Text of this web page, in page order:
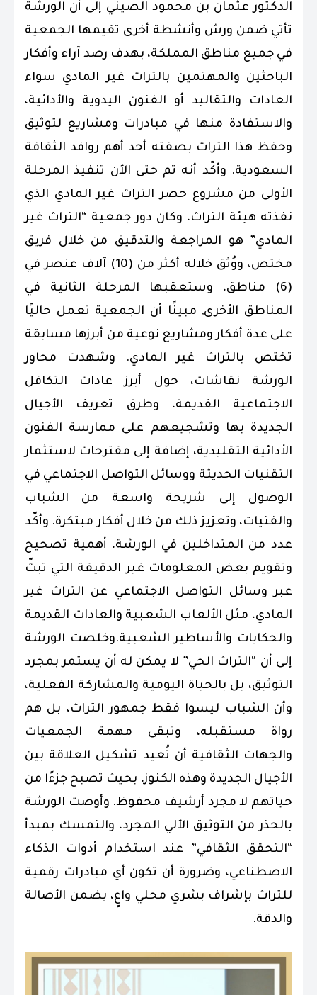
الدكتور عثمان بن محمود الصيني إلى أن الورشة
تأتي ضمن ورش وأنشطة أخرى تقيمها الجمعية
في جميع مناطق المملكة، بهدف رصد آراء وأفكار
الباحثين والمهتمين بالتراث غير المادي سواء
العادات والتقاليد أو الفنون اليدوية والأدائية،
والاستفادة منها في مبادرات ومشاريع لتوثيق
وحفظ هذا التراث بصفته أحد أهم روافد الثقافة
السعودية. وأكّد أنه تم حتى الآن تنفيذ المرحلة
الأولى من مشروع حصر التراث غير المادي الذي
نفذته هيئة التراث، وكان دور جمعية “التراث غير
المادي” هو المراجعة والتدقيق من خلال فريق
مختص، ووُثق خلاله أكثر من (10) آلاف عنصر في
(6) مناطق، وستعقبها المرحلة الثانية في
المناطق الأخرى, مبينًا أن الجمعية تعمل حاليًا
على عدة أفكار ومشاريع نوعية من أبرزها مسابقة
تختص بالتراث غير المادي. وشهدت محاور
الورشة نقاشات، حول أبرز عادات التكافل
الاجتماعية القديمة، وطرق تعريف الأجيال
الجديدة بها وتشجيعهم على ممارسة الفنون
الأدائية التقليدية، إضافة إلى مقترحات لاستثمار
التقنيات الحديثة ووسائل التواصل الاجتماعي في
الوصول إلى شريحة واسعة من الشباب
والفتيات، وتعزيز ذلك من خلال أفكار مبتكرة. وأكّد
عدد من المتداخلين في الورشة، أهمية تصحيح
وتقويم بعض المعلومات غير الدقيقة التي تبثّ
عبر وسائل التواصل الاجتماعي عن التراث غير
المادي، مثل الألعاب الشعبية والعادات القديمة
والحكايات والأساطير الشعبية.وخلصت الورشة
إلى أن “التراث الحي” لا يمكن له أن يستمر بمجرد
التوثيق، بل بالحياة اليومية والمشاركة الفعلية،
وأن الشباب ليسوا فقط جمهور التراث، بل هم
رواة مستقبله، وتبقى مهمة الجمعيات
والجهات الثقافية أن تُعيد تشكيل العلاقة بين
الأجيال الجديدة وهذه الكنوز، بحيث تصبح جزءًا من
حياتهم لا مجرد أرشيف محفوظ. وأوصت الورشة
بالحذر من التوثيق الآلي المجرد، والتمسك بمبدأ
“التحقق الثقافي” عند استخدام أدوات الذكاء
الاصطناعي، وضرورة أن تكون أي مبادرات رقمية
للتراث بإشراف بشري محلي واعٍ، يضمن الأصالة
والدقة.